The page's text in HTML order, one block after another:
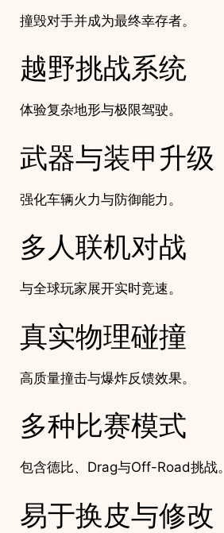
撞毁对手并成为最终幸存者。
越野挑战系统
体验复杂地形与极限驾驶。
武器与装甲升级
强化车辆火力与防御能力。
多人联机对战
与全球玩家展开实时竞速。
真实物理碰撞
高质量撞击与爆炸反馈效果。
多种比赛模式
包含德比、Drag与Off-Road挑战。
易于换皮与修改